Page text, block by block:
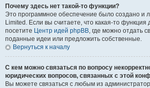
Почему здесь нет такой-то функции?
Это программное обеспечение было создано и
Limited. Если вы считаете, что какая-то
посетите Центр идей phpBB, где можно отдать
поданные идеи или предложить собственные.
Вернуться к началу
С кем можно связаться по вопросу
юридических вопросов, связанных с этой
Вы можете связаться с любым из